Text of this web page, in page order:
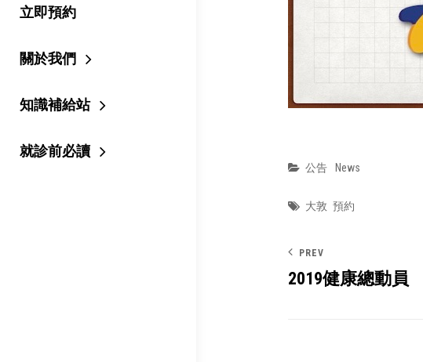
立即預約
關於我們
知識補給站
就診前必讀
Categories
公告 News
Tags
大敦 預約
PREV
2019健康總動員